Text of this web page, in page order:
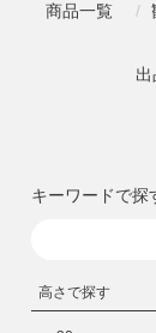
商品一覧
出
キーワードで探
高さで探す